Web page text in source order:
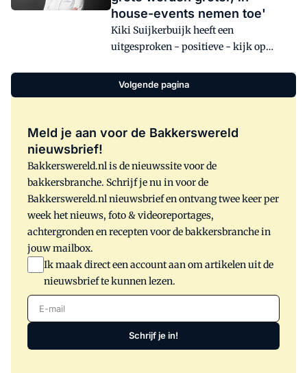
house-events nemen toe'
Kiki Suijkerbuijk heeft een
uitgesproken - positieve - kijk op
plekken om vakgenoten te ontmoeten,
ervaringen uit te wisselen en kennis op
vindt ze. Kritiekloos is ze echter niet als
leerlingen van bakkersopleidingen niet
eens de naam kennen van de grootste
beurs in eigen land, geeft te denken.
Waar moet het heen met deze
evenementen in Nederland?
Volgende pagina
Meld je aan voor de Bakkerswereld
nieuwsbrief!
Bakkerswereld.nl is de nieuwssite voor de
bakkersbranche. Schrijf je nu in voor de
Bakkerswereld.nl nieuwsbrief en ontvang twee keer per
week het nieuws, foto & videoreportages,
achtergronden en recepten voor de bakkersbranche in
jouw mailbox.
Ik maak direct een account aan om artikelen uit de
nieuwsbrief te kunnen lezen.
E-mail
Schrijf je in!